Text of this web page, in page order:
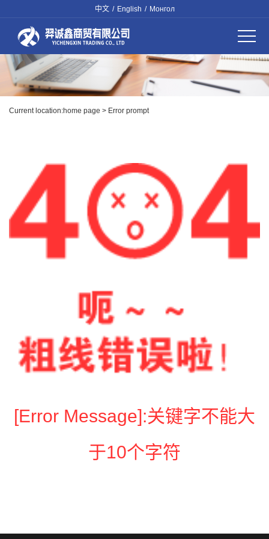
中文 / English / Монгол
Current location:home page > Error prompt
[Error Message]:关键字不能大
于10个字符